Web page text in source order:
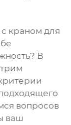
с краном для
В
вопросов
ваш